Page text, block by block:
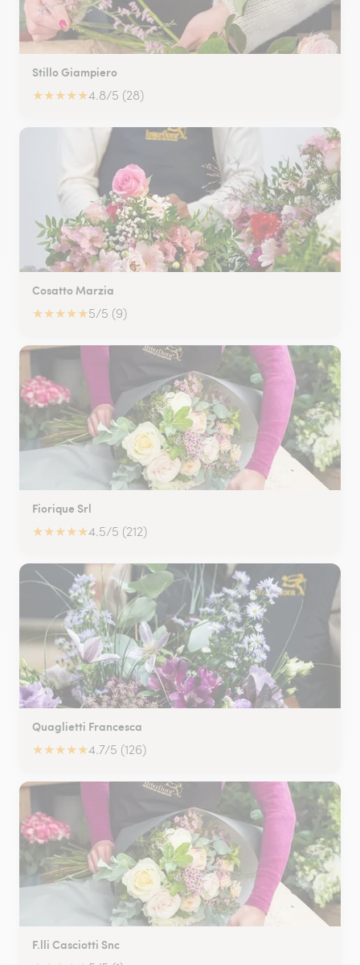
Stillo Giampiero
★★★★★4.8/5 (28)
Cosatto Marzia
★★★★★5/5 (9)
Fiorique Srl
★★★★★4.5/5 (212)
Quaglietti Francesca
★★★★★4.7/5 (126)
F.lli Casciotti Snc